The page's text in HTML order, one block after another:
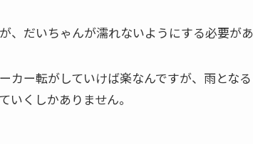
、だいちゃんが濡れないようにする必要があ
カー転がしていけば楽なんですが、雨とな
いくしかありません。